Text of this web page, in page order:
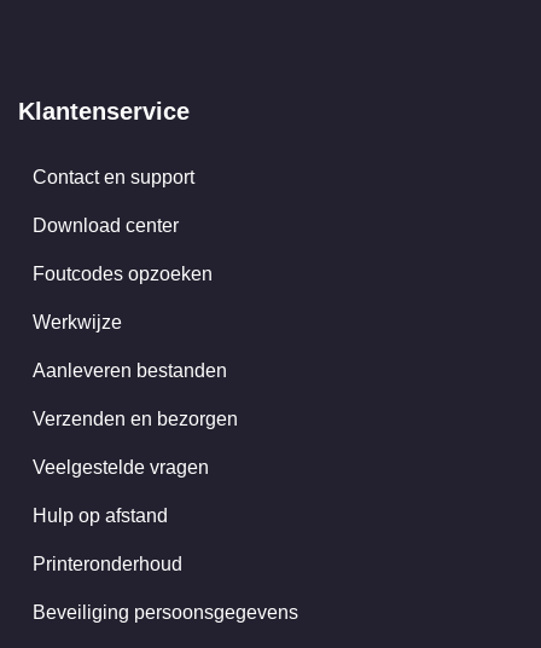
Klantenservice
Contact en support
Download center
Foutcodes opzoeken
Werkwijze
Aanleveren bestanden
Verzenden en bezorgen
Veelgestelde vragen
Hulp op afstand
Printeronderhoud
Beveiliging persoonsgegevens